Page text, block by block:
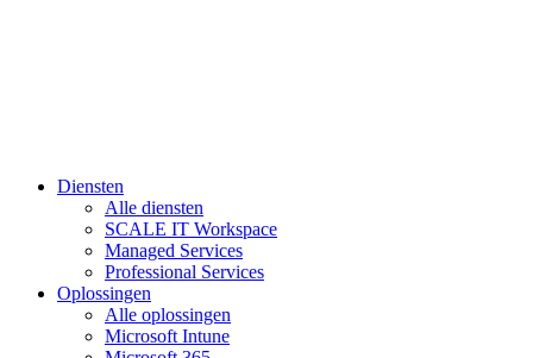
Diensten
Alle diensten
SCALE IT Workspace
Managed Services
Professional Services
Oplossingen
Alle oplossingen
Microsoft Intune